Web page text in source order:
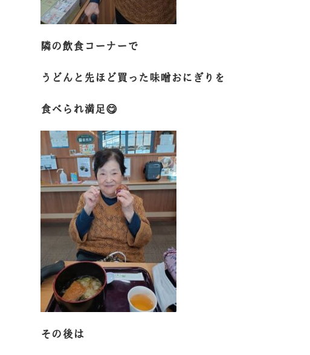
隣の飲食コーナーで
うどんと先ほど買った味噌おにぎりを
食べられ満足😋
その後は